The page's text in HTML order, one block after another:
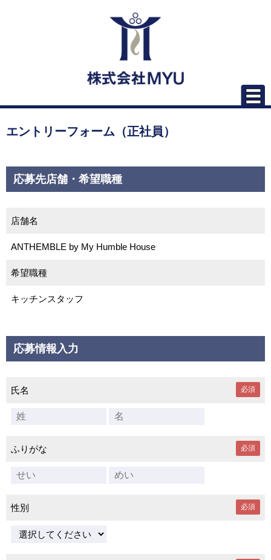
エントリーフォーム（正社員）
応募先店舗・希望職種
店舗名
ANTHEMBLE by My Humble House
希望職種
キッチンスタッフ
応募情報入力
氏名 必須
ふりがな 必須
性別 必須